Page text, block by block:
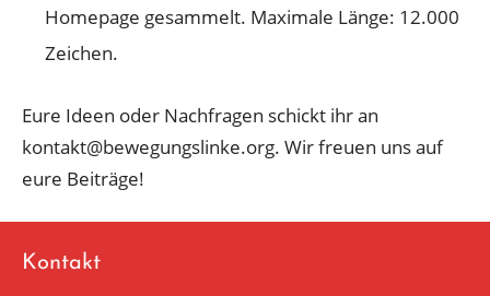
Homepage gesammelt. Maximale Länge: 12.000
Zeichen.
Eure Ideen oder Nachfragen schickt ihr an
kontakt@bewegungslinke.org. Wir freuen uns auf
eure Beiträge!
Kontakt